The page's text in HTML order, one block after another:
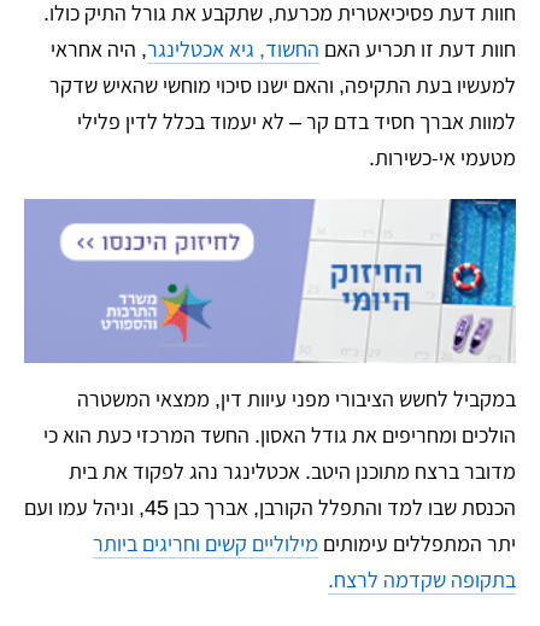
חוות דעת פסיכיאטרית מכרעת, שתקבע את גורל התיק כולו.
חוות דעת זו תכריע האם החשוד, גיא אכטלינגר, היה אחראי
למעשיו בעת התקיפה, והאם ישנו סיכוי מוחשי שהאיש שדקר
למוות אברך חסיד בדם קר – לא יעמוד בכלל לדין פלילי
מטעמי אי-כשירות.
במקביל לחשש הציבורי מפני עיוות דין, ממצאי המשטרה
הולכים ומחריפים את גודל האסון. החשד המרכזי כעת הוא כי
מדובר ברצח מתוכנן היטב. אכטלינגר נהג לפקוד את בית
הכנסת שבו למד והתפלל הקורבן, אברך כבן 45, וניהל עמו ועם
יתר המתפללים עימותים מילוליים קשים וחריגים ביותר
בתקופה שקדמה לרצח.